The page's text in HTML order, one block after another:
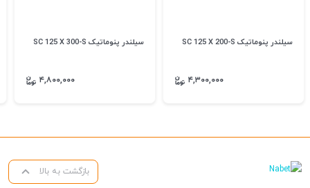
سیلندر پنوماتیک SC 125 X 200-S
۴,۳۰۰,۰۰۰
سیلندر پنوماتیک SC 125 X 300-S
۴,۸۰۰,۰۰۰
بازگشت به بالا